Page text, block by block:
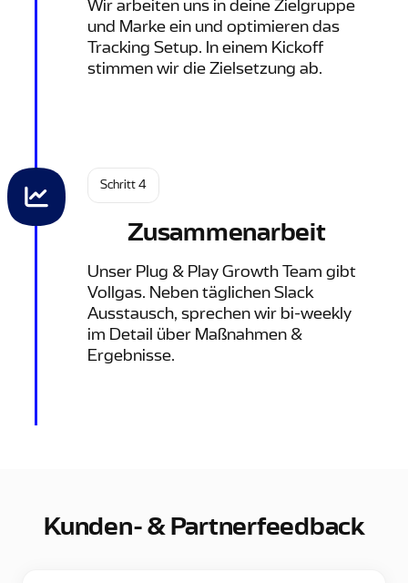
Wir arbeiten uns in deine Zielgruppe
und Marke ein und optimieren das
Tracking Setup. In einem Kickoff
stimmen wir die Zielsetzung ab.
Schritt 4
Zusammenarbeit
Unser Plug & Play Growth Team gibt
Vollgas. Neben täglichen Slack
Ausstausch, sprechen wir bi-weekly
im Detail über Maßnahmen &
Ergebnisse.
Kunden- & Partnerfeedback